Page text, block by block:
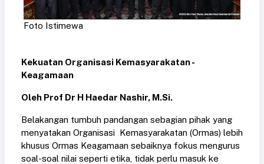
Foto Istimewa
Kekuatan Organisasi Kemasyarakatan -
Keagamaan
Oleh Prof Dr H Haedar Nashir, M.Si.
Belakangan tumbuh pandangan sebagian pihak yang
menyatakan Organisasi Kemasyarakatan (Ormas) lebih
khusus Ormas Keagamaan sebaiknya fokus mengurus
soal-soal nilai seperti etika, tidak perlu masuk ke